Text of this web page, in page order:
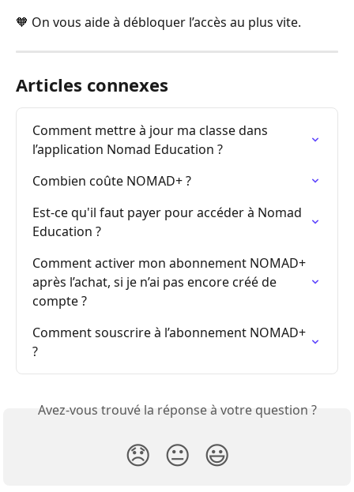
🧡 On vous aide à débloquer l’accès au plus vite.
Articles connexes
Comment mettre à jour ma classe dans
l’application Nomad Education ?
Combien coûte NOMAD+ ?
Est-ce qu'il faut payer pour accéder à Nomad
Education ?
Comment activer mon abonnement NOMAD+
après l’achat, si je n’ai pas encore créé de
compte ?
Comment souscrire à l’abonnement NOMAD+
?
Avez-vous trouvé la réponse à votre question ?
😞 😐 😃